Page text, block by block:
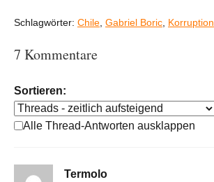
Schlagwörter: Chile Gabriel Boric Korruption
7 Kommentare
Sortieren:
Alle Thread-Antworten ausklappen
Termolo